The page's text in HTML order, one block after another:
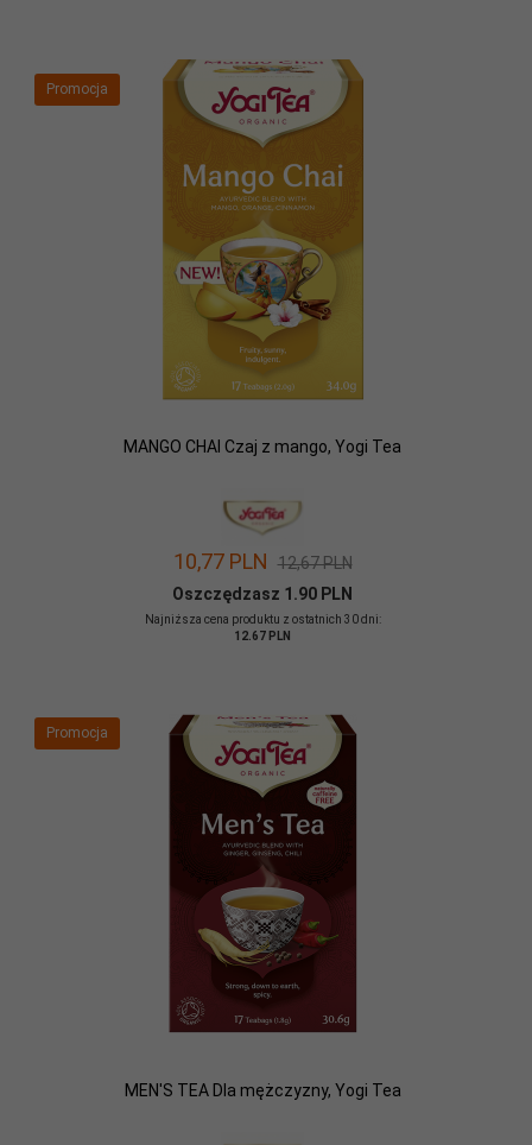
Promocja
MANGO CHAI Czaj z mango, Yogi Tea
10,77 PLN 12,67 PLN
Oszczędzasz 1.90 PLN
Najniższa cena produktu z ostatnich 30 dni:
12.67 PLN
Promocja
MEN'S TEA Dla mężczyzny, Yogi Tea